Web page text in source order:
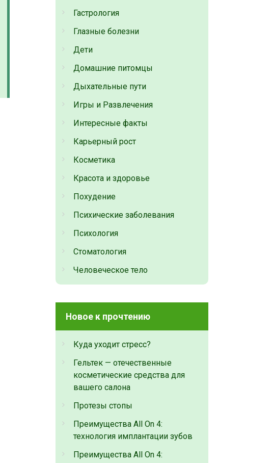
Гастрология
Глазные болезни
Дети
Домашние питомцы
Дыхательные пути
Игры и Развлечения
Интересные факты
Карьерный рост
Косметика
Красота и здоровье
Похудение
Психические заболевания
Психология
Стоматология
Человеческое тело
Новое к прочтению
Куда уходит стресс?
Гельтек — отечественные
косметические средства для
вашего салона
Протезы стопы
Преимущества All On 4:
технология имплантации зубов
Преимущества All On 4: